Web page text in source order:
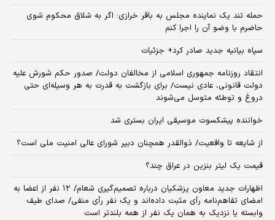
حمله تند یک نماینده مجلس به باقر خرازی: اگر به شلاق محکوم شوی
حاضرم با وضو آن را اجرا کنم
سپاه بیانیه جدید صادر کرد+ جزئیات
انتقاد روزنامه جمهوری اسلامی از مخالفان دولت/ صدور حکم شورش علیه
دولت قانونی، عادی نیست/ برای بازگشت به قدرت به هر وسیله‌ای حتی
دروغ و توطئه متوسل می‌شوند
خواننده پیشکسوت موسیقی ایران بستری شد
از شایعه تا واقعیت/ ذوالقدر همچنان دبیر شورای ‌عالی امنیت ملی است؟
قیمت یک لیتر بنزین در عراق چند؟
اظهارات جدید معاون پزشکیان درباره تصمیم‌گیری شعام/ ۱۲ نفر از اعضا به
امضای تفاهم‌نامه رأی مثبت داده‌اند و یک نفر رأی منفی/ صدای طیف
وابسته یا نزدیک به همان یک نفر از همه بلندتر است